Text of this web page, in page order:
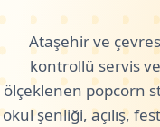
Ataşehir ve
kontrollü servis
ölçeklenen popcorn
okul şenliği, açılış,